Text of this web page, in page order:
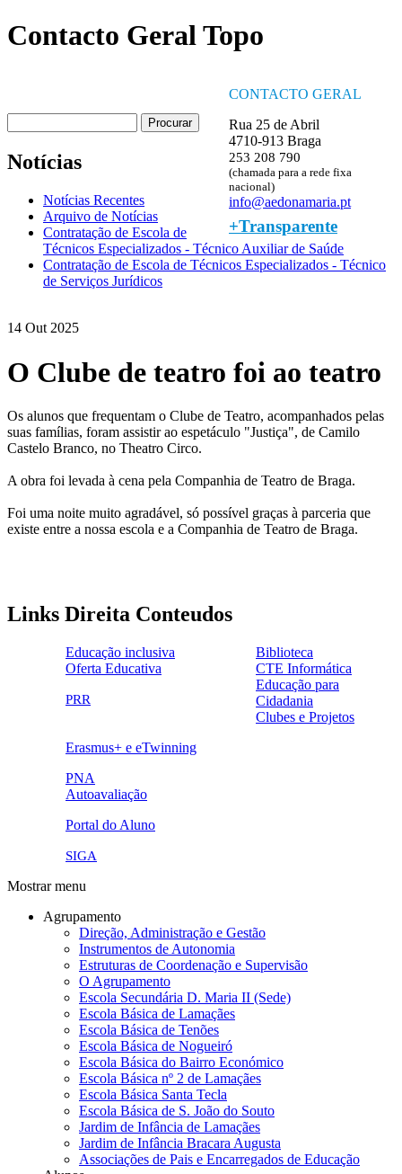
Contacto Geral Topo
CONTACTO GERAL
Rua 25 de Abril
4710-913 Braga
253 208 790
(chamada para a rede fixa
nacional)
info@aedonamaria.pt
+Transparente
Notícias
Notícias Recentes
Arquivo de Notícias
Contratação de Escola de
Técnicos Especializados - Técnico Auxiliar de Saúde
Contratação de Escola de Técnicos Especializados - Técnico
de Serviços Jurídicos
14 Out 2025
O Clube de teatro foi ao teatro
Os alunos que frequentam o Clube de Teatro, acompanhados pelas
suas famílias, foram assistir ao espetáculo "Justiça", de Camilo
Castelo Branco, no Theatro Circo.
A obra foi levada à cena pela Companhia de Teatro de Braga.
Foi uma noite muito agradável, só possível graças à parceria que
existe entre a nossa escola e a Companhia de Teatro de Braga.
Links Direita Conteudos
ensinoinclusivo.png
Educação inclusiva
link1.png
Biblioteca
oferta_edu.png
Oferta Educativa
cte2.png
CTE Informática
selo_importancia_estrategica.png
PRR
logo_epc_2.png
Educação para
Cidadania
Clubes e Projetos
ue.png.png
Erasmus+ e eTwinning
pna.png
PNA
eye-42848_640.png
Autoavaliação
link4.png
Portal do Aluno
SIGA
Mostrar menu
Agrupamento
Direção, Administração e Gestão
Instrumentos de Autonomia
Estruturas de Coordenação e Supervisão
O Agrupamento
Escola Secundária D. Maria II (Sede)
Escola Básica de Lamaçães
Escola Básica de Tenões
Escola Básica de Nogueiró
Escola Básica do Bairro Económico
Escola Básica nº 2 de Lamaçães
Escola Básica Santa Tecla
Escola Básica de S. João do Souto
Jardim de Infância de Lamaçães
Jardim de Infância Bracara Augusta
Associações de Pais e Encarregados de Educação